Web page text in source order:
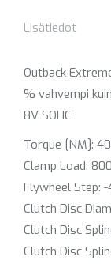
Lisätiedot
Outback
% vahvempi
8V SOHC
Torque [NM]:
Clamp Load:
Flywheel Step:
Clutch Disc
Clutch Disc
Clutch Disc